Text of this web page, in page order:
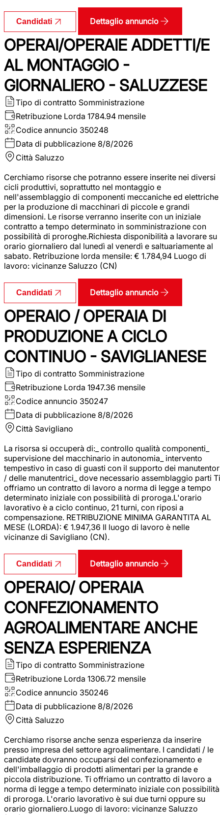
Candidati Dettaglio annuncio
OPERAI/OPERAIE ADDETTI/E
AL MONTAGGIO -
GIORNALIERO - SALUZZESE
Tipo di contratto Somministrazione
Retribuzione Lorda 1784.94 mensile
Codice annuncio 350248
Data di pubblicazione 8/8/2026
Città Saluzzo
Cerchiamo risorse che potranno essere inserite nei diversi
cicli produttivi, soprattutto nel montaggio e
nell'assemblaggio di componenti meccaniche ed elettriche
per la produzione di macchinari di piccole e grandi
dimensioni. Le risorse verranno inserite con un iniziale
contratto a tempo determinato in somministrazione con
possibilità di proroghe.Richiesta disponibilità a lavorare su
orario giornaliero dal lunedì al venerdì e saltuariamente al
sabato. Retribuzione lorda mensile: € 1.784,94 Luogo di
lavoro: vicinanze Saluzzo (CN)
Candidati Dettaglio annuncio
OPERAIO / OPERAIA DI
PRODUZIONE A CICLO
CONTINUO - SAVIGLIANESE
Tipo di contratto Somministrazione
Retribuzione Lorda 1947.36 mensile
Codice annuncio 350247
Data di pubblicazione 8/8/2026
Città Savigliano
La risorsa si occuperà di:_ controllo qualità componenti_
supervisione del macchinario in autonomia_ intervento
tempestivo in caso di guasti con il supporto dei
/ delle manutentrici_ dove necessario assemblaggio parti Ti
offriamo un contratto di lavoro a norma di legge a tempo
determinato iniziale con possibilità di proroga.L'orario
lavorativo è a ciclo continuo, 21 turni, con riposi a
compensazione. RETRIBUZIONE MINIMA GARANTITA AL
MESE (LORDA): € 1.947,36 Il luogo di lavoro è nelle
vicinanze di Savigliano (CN).
Candidati Dettaglio annuncio
OPERAIO/ OPERAIA
CONFEZIONAMENTO
AGROALIMENTARE ANCHE
SENZA ESPERIENZA
Tipo di contratto Somministrazione
Retribuzione Lorda 1306.72 mensile
Codice annuncio 350246
Data di pubblicazione 8/8/2026
Città Saluzzo
Cerchiamo risorse anche senza esperienza da inserire
presso impresa del settore agroalimentare. I candidati / le
candidate dovranno occuparsi del confezionamento e
dell'imballaggio di prodotti alimentari per la grande e
piccola distribuzione. Ti offriamo un contratto di lavoro a
norma di legge a tempo determinato iniziale con possibilità
di proroga. L'orario lavorativo è sui due turni oppure su
orario giornaliero.Luogo di lavoro: vicinanze Saluzzo